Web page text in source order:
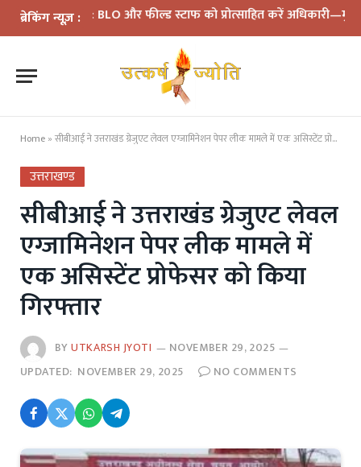
ब्रेकिंग न्यूज़ :
समीक्षा: BLO और फील्ड स्टाफ को प्रोत्साहित करें अधिकारी—मुख्य
Home » सीबीआई ने उत्तराखंड ग्रेजुएट लेवल एग्जामिनेशन पेपर लीक मामले में एक असिस्टेंट प्रोफेसर को किया गिरफ्तार
उत्तराखण्ड
सीबीआई ने उत्तराखंड ग्रेजुएट लेवल
एग्जामिनेशन पेपर लीक मामले में
एक असिस्टेंट प्रोफेसर को किया
गिरफ्तार
BYUTKARSH JYOTI
NOVEMBER 29, 2025
UPDATED: NOVEMBER 29, 2025 NO COMMENTS